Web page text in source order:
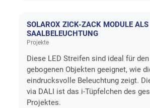
SOLAROX ZICK-ZACK MODULE ALS
SAALBELEUCHTUNG
Projekte
Diese LED Streifen sind ideal für
gebogenen Objekten geeignet, wie
eindrucksvolle Beleuchtung zeigt.
via DALI ist das i-Tüpfelchen des
Projektes.